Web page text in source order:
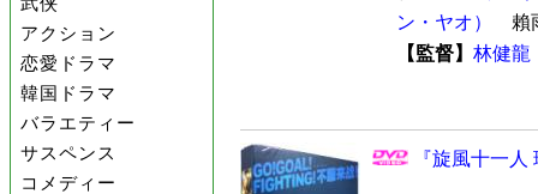
アクション
恋愛ドラマ
韓国ドラマ
バラエティー
サスペンス
コメディー
ン・ヤオ）
賴
【監督】 林健龍
『旋風十一